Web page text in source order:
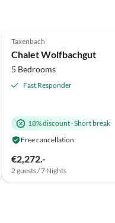
Taxenbach
Chalet Wolfbachgut
5 Bedrooms
Fast Responder
18% discount·Short break
Free cancellation
€2,272.-
2 guests / 7 Nights